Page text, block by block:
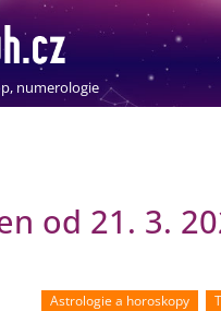
numerologie
od 21. 3.
Astrologie a horoskopy